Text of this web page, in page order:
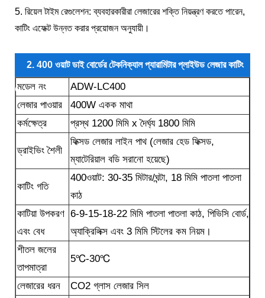
5. রিয়েল টাইম রেগুলেশন: ব্যবহারকারীরা লেজারের শক্তি নিয়ন্ত্রণ করতে পারেন,
কাটিং এফেক্ট উন্নত করার প্রয়োজন অনুযায়ী।
2. 400 ওয়াট ডাই বোর্ডের টেকনিক্যাল প্যারামিটার প্লাইউড লেজার কাটিং
মেশিন
মডেল নং
ADW-LC400
লেজার পাওয়ার
400W একক মাথা
কর্মক্ষেত্র
প্রস্থ 1200 মিমি x দৈর্ঘ্য 1800 মিমি
ড্রাইভিং শৈলী
ফিক্সড লেজার লাইন পাথ (লেজার হেড ফিক্সড,
ম্যাটেরিয়াল বডি সরানো হয়েছে)
কাটিং গতি
400ওয়াট: 30-35 মিটার/ঘন্টা, 18 মিমি পাতলা পাতলা
কাঠ
কাটিয়া উপকরণ
এবং বেধ
6-9-15-18-22 মিমি পাতলা পাতলা কাঠ, পিভিসি বোর্ড,
অ্যাক্রিলিক্স এবং 3 মিমি স্টিলের কম নিয়ম।
শীতল জলের
তাপমাত্রা
5℃-30℃
লেজারের ধরন
CO2 গ্লাস লেজার সিল